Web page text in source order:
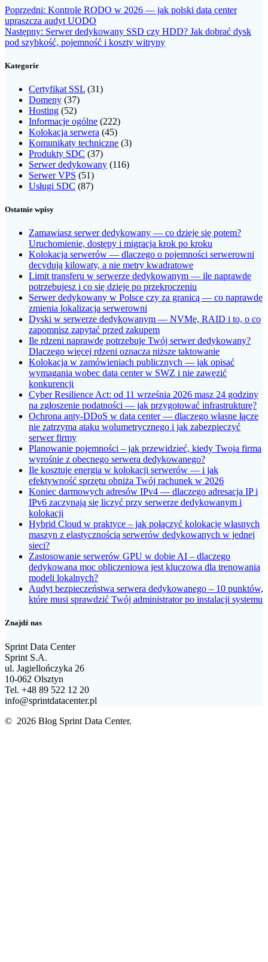
Nawigacja
wpisu
Poprzedni: Poprzedni
wpis:
Kontrole RODO w 2026 — jak polski data center
upraszcza audyt UODO
Następny: Następny
wpis:
Serwer dedykowany SSD czy HDD? Jak dobrać dysk
pod szybkość, pojemność i koszty witryny
Kategorie
Certyfikat SSL (31)
Domeny (37)
Hosting (52)
Informacje ogólne (222)
Kolokacja serwera (45)
Komunikaty techniczne (3)
Produkty SDC (37)
Serwer dedykowany (116)
Serwer VPS (51)
Usługi SDC (87)
Ostatnie wpisy
Zamawiasz serwer dedykowany — co dzieje się potem?
Uruchomienie, dostępy i migracja krok po kroku
Kolokacja serwerów — dlaczego o pojemności serwerowni
decydują kilowaty, a nie metry kwadratowe
Limit transferu w serwerze dedykowanym — ile naprawdę
potrzebujesz i co się dzieje po przekroczeniu
Serwer dedykowany w Polsce czy za granicą — co naprawdę
zmienia lokalizacja serwerowni
Dyski w serwerze dedykowanym — NVMe, RAID i to, o co
zapomnisz zapytać przed zakupem
Ile rdzeni naprawdę potrzebuje Twój serwer dedykowany?
Dlaczego więcej rdzeni oznacza niższe taktowanie
Kolokacja w zamówieniach publicznych — jak opisać
wymagania wobec data center w SWZ i nie zawęzić
konkurencji
Cyber Resilience Act: od 11 września 2026 masz 24 godziny
na zgłoszenie podatności — jak przygotować infrastrukturę?
Ochrona anty-DDoS w data center — dlaczego własne łącze
nie zatrzyma ataku wolumetrycznego i jak zabezpieczyć
serwer firmy
Planowanie pojemności – jak przewidzieć, kiedy Twoja firma
wyrośnie z obecnego serwera dedykowanego?
Ile kosztuje energia w kolokacji serwerów — i jak
efektywność sprzętu obniża Twój rachunek w 2026
Koniec darmowych adresów IPv4 — dlaczego adresacja IP i
IPv6 zaczynają się liczyć przy serwerze dedykowanym i
kolokacji
Hybrid Cloud w praktyce – jak połączyć kolokację własnych
maszyn z elastycznością serwerów dedykowanych w jednej
sieci?
Zastosowanie serwerów GPU w dobie AI – dlaczego
dedykowana moc obliczeniowa jest kluczowa dla trenowania
modeli lokalnych?
Audyt bezpieczeństwa serwera dedykowanego – 10 punktów,
które musi sprawdzić Twój administrator po instalacji systemu
Znajdź nas
Sprint Data Center
Sprint S.A.
ul. Jagiellończyka 26
10-062 Olsztyn
Tel. +48 89 522 12 20
info@sprintdatacenter.pl
© 2026 Blog Sprint Data Center.